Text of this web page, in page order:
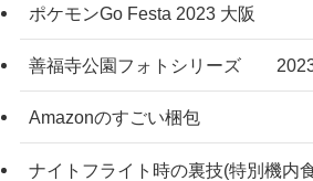
ポケモンGo Festa 2023 大阪
善福寺公園フォトシリーズ
Amazonのすごい梱包
ナイトフライト時の裏技(特別機内